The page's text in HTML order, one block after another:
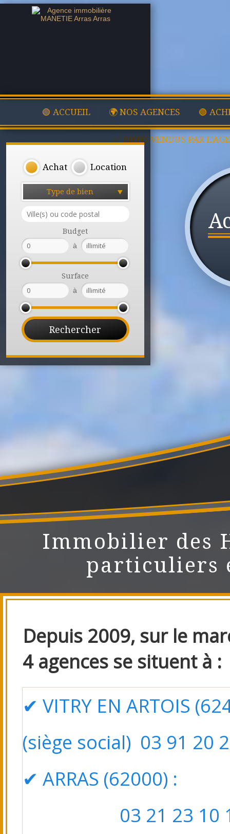
🟢 ACCUEIL 🌍 NOS AGENCES 🟢
✅ BIENS VENDUS PAR
Achat Location
Type de bien
Budget
à
Surface
à
Immobilier des
particuliers
Depuis 2009, sur le
4 agences se situent à :
✔ VITRY EN ARTOIS
(siège social) 03 91 20
✔ ARRAS (62000) :
03 21 23 10